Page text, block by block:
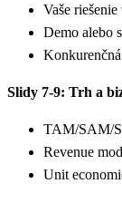
Vaše
Demo alebo
Slidy 7-9: Trh a
TAM/SAM/
Revenue
Unit